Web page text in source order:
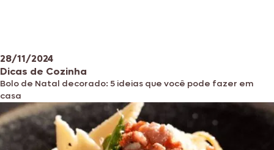
28/11/2024
Dicas de Cozinha
Bolo de Natal decorado: 5 ideias que você pode fazer em
casa